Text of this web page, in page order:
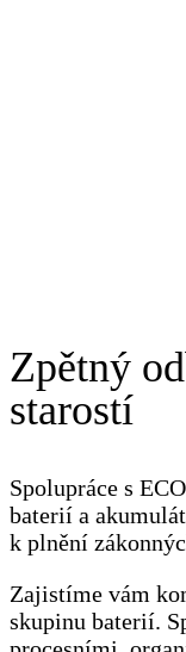
Zpětný
starostí
Spolupráce s
baterií a
k plnění
Zajistíme vám
skupinu baterií.